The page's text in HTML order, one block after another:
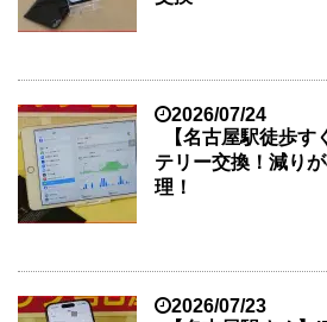
2026/07/24
【名古屋駅徒歩
テリー交換！減り
理！
2026/07/23